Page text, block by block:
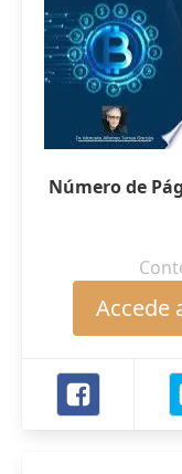
Número de
Accede